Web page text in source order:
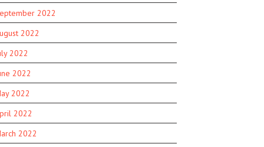
2022
2022
2022
2022
2022
2022
2022